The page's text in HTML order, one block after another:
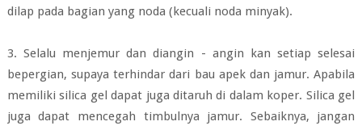
dilap pada bagian yang noda (kecuali noda minyak).
3. Selalu menjemur dan diangin - angin kan setiap selesai
bepergian, supaya terhindar dari bau apek dan jamur. Apabila
memiliki silica gel dapat juga ditaruh di dalam koper. Silica gel
juga dapat mencegah timbulnya jamur. Sebaiknya, jangan